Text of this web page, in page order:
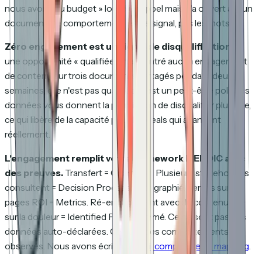
nous avons du budget » lors d'un appel mais n'a ouvert aucun
document. Le comportement est le signal, pas les mots.
Zéro engagement est un signal de disqualification.
une opportunité « qualifiée » n'a montré aucun engagement
de contenu sur trois documents partagés pendant deux
semaines, elle n'est pas qualifiée. C'est un peut-être poli. Ces
données vous donnent la permission de disqualifier plus vite,
ce qui libère de la capacité pour les deals qui avancent
réellement.
L'engagement remplit votre framework MEDDIC avec
des preuves. Transfert = Champion. Plusieurs stakeholders
consultent = Decision Process cartographié. Temps sur les
pages ROI = Metrics. Ré-engagement avec du contenu axé
sur la douleur = Identified Pain confirmé. Ce ne sont pas des
données auto-déclarées. Ce sont des comportements
observés. Nous avons écrit un
détail complet de ce mapping